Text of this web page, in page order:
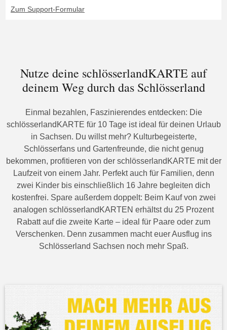
Zum Support-Formular
Nutze deine schlösserlandKARTE auf
deinem Weg durch das Schlösserland
Einmal bezahlen, Faszinierendes entdecken: Die
schlösserlandKARTE für 10 Tage ist ideal für deinen Urlaub
in Sachsen. Du willst mehr? Kulturbegeisterte,
Schlösserfans und Gartenfreunde, die nicht genug
bekommen, profitieren von der schlösserlandKARTE mit der
Laufzeit von einem Jahr. Perfekt auch für Familien, denn
zwei Kinder bis einschließlich 16 Jahre begleiten dich
kostenfrei. Spare außerdem doppelt: Beim Kauf von zwei
analogen schlösserlandKARTEN erhältst du 25 Prozent
Rabatt auf die zweite Karte – ideal für Paare oder zum
Verschenken. Denn zusammen macht euer Ausflug ins
Schlösserland Sachsen noch mehr Spaß.